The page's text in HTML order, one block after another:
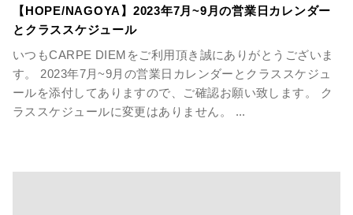
【HOPE/NAGOYA】2023年7月~9月の営業日カレンダー
とクラススケジュール
いつもCARPE DIEMをご利用頂き誠にありがとうございま
す。 2023年7月~9月の営業日カレンダーとクラススケジュ
ールを添付してありますので、ご確認お願い致します。 ク
ラススケジュールに変更はありません。 ...